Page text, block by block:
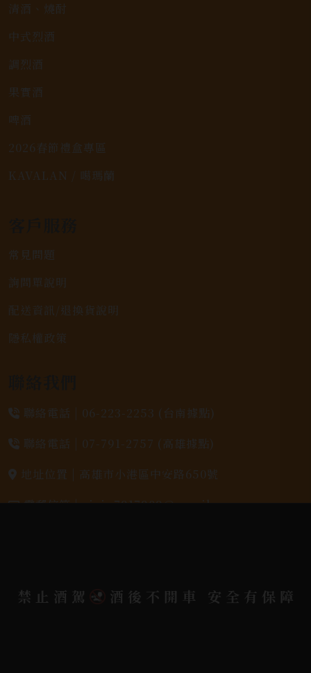
清酒、燒酎
中式烈酒
調烈酒
果實酒
啤酒
2026春節禮盒專區
KAVALAN / 噶瑪蘭
常見問題
詢問單說明
配送資訊/退換貨說明
隱私權政策
聯絡電話 | 06-223-2253 (台南據點)
聯絡電話 | 07-791-2757 (高雄據點)
地址位置 | 高雄市小港區中安路650號
電郵信箱 |yixin7917909@gmail.com
2026. All rights reserved.
Designed By
禁止酒駕 酒後不開車 安全有保障